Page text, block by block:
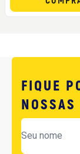
FIQUE
NOSSAS